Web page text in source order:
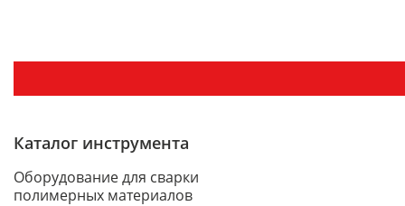
Каталог инструмента
Оборудование для сварки
полимерных материалов